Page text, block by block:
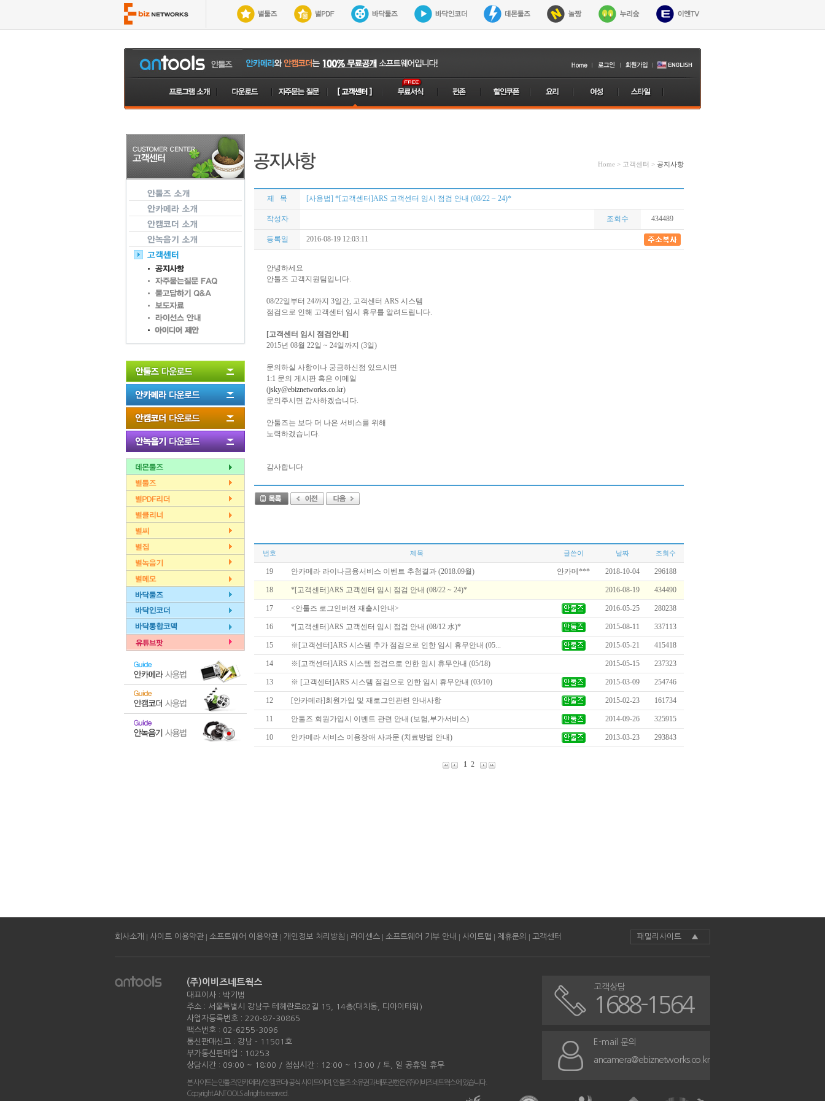
Home > 고객센터 > 공지사항
제 목 [사용법] *[고객센터]ARS 고객센터 임시 점검 안내 (08/22 ~ 24)*
작성자 조회수 434489
등록일 2016-08-19 12:03:11
안녕하세요
안툴즈 고객지원팀입니다.
08/22일부터 24까지 3일간, 고객센터 ARS 시스템
점검으로 인해 고객센터 임시 휴무를 알려드립니다.
[고객센터 임시 점검안내]
2015년 08월 22일 ~ 24일까지 (3일)
문의하실 사항이나 궁금하신점 있으시면
1:1 문의 게시판 혹은 이메일
(jsky@ebiznetworks.co.kr)
문의주시면 감사하겠습니다.
안툴즈는 보다 더 나은 서비스를 위해
노력하겠습니다.
감사합니다
번호 제목 글쓴이 날짜 조회수
19 안카메라 라이나금융서비스 이벤트 추첨결과 (2018.09월) 안카메*** 2018-10-04 296188
18 *[고객센터]ARS 고객센터 임시 점검 안내 (08/22 ~ 24)* 2016-08-19 434490
17 <안툴즈 로그인버전 재출시안내> 2016-05-25 280238
16 *[고객센터]ARS 고객센터 임시 점검 안내 (08/12 水)* 2015-08-11 337113
15 ※[고객센터]ARS 시스템 추가 점검으로 인한 임시 휴무안내 (05... 2015-05-21 415418
14 ※[고객센터]ARS 시스템 점검으로 인한 임시 휴무안내 (05/18) 2015-05-15 237323
13 ※ [고객센터]ARS 시스템 점검으로 인한 임시 휴무안내 (03/10) 2015-03-09 254746
12 [안카메라]회원가입 및 재로그인관련 안내사항 2015-02-23 161734
11 안툴즈 회원가입시 이벤트 관련 안내 (보험,부가서비스) 2014-09-26 325915
10 안카메라 서비스 이용장애 사과문 (치료방법 안내) 2013-03-23 293843
1 2
회사소개 | 사이트 이용약관 | 소프트웨어 이용약관 | 개인정보 처리방침 | 라이센스 | 소프트웨어 기부 안내 | 사이트맵 | 제휴문의 | 고객센터 패밀리사이트 ▲
(주)이비즈네트웍스
대표이사 : 박기범
주소 : 서울특별시 강남구 테헤란로82길 15, 14층(대치동, 디아이타워)
사업자등록번호 : 220-87-30865
팩스번호 : 02-6255-3096
통신판매신고 : 강남 - 11501호
부가통신판매업 : 10253
상담시간 : 09:00 ~ 18:00 / 점심시간 : 12:00 ~ 13:00 / 토, 일 공휴일 휴무
본 사이트는 안툴즈(안카메라/안캠코더) 공식 사이트이며, 안툴즈 소유권과 배포권한은 (주)이비즈네트웍스에 있습니다.
Copyright ANTOOLS all rights reserved.
고객상담
1688-1564
E-mail 문의
ancamera@ebiznetworks.co.kr